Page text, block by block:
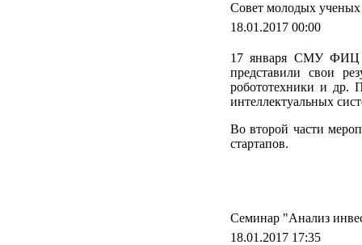
Совет молодых
18.01.2017 00:00
17 января СМУ ФИЦ
представили свои
робототехники и др.
интеллектуальных
Во второй части
стартапов.
Семинар "Анализ
18.01.2017 17:35